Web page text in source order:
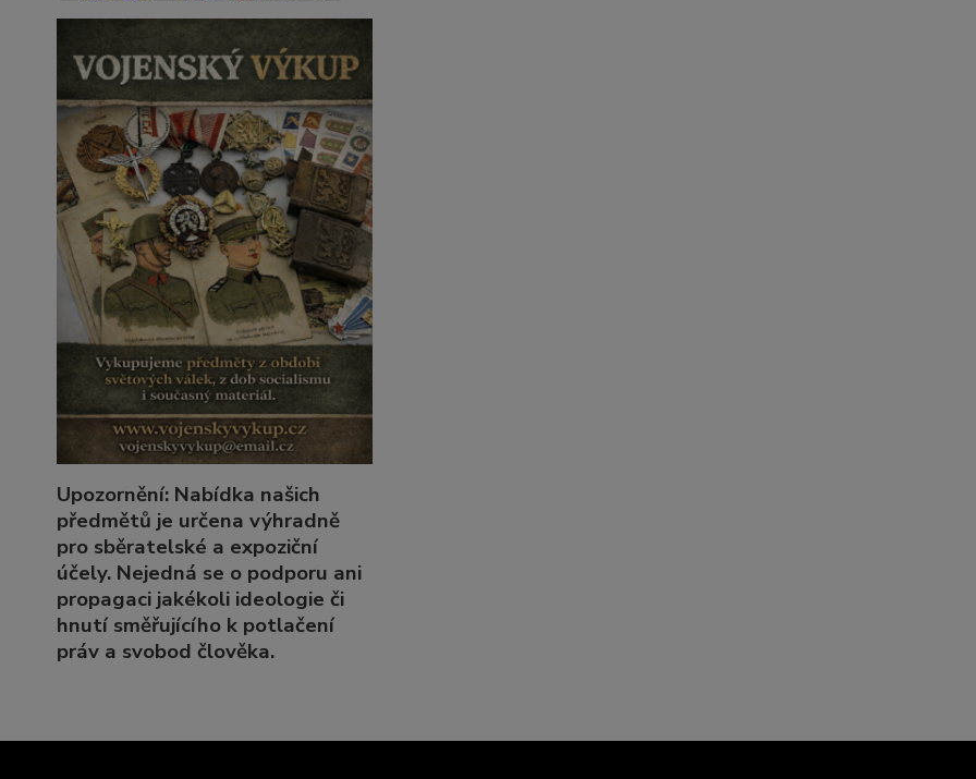
Upozornění: Nabídka našich
předmětů je určena výhradně
pro sběratelské a expoziční
účely. Nejedná se o podporu ani
propagaci jakékoli ideologie či
hnutí směřujícího k potlačení
práv a svobod člověka.